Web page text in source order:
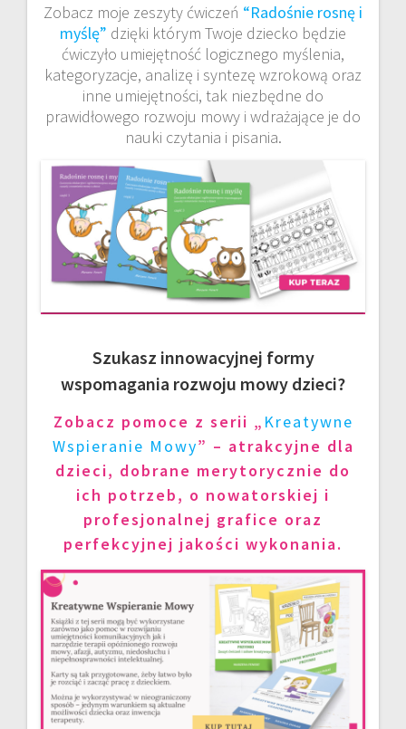
Zobacz moje zeszyty ćwiczeń “Radośnie rosnę i
myślę” dzięki którym Twoje dziecko będzie
ćwiczyło umiejętność logicznego myślenia,
kategoryzacje, analizę i syntezę wzrokową oraz
inne umiejętności, tak niezbędne do
prawidłowego rozwoju mowy i wdrażające je do
nauki czytania i pisania.
Szukasz innowacyjnej formy
wspomagania rozwoju mowy dzieci?
Zobacz pomoce z serii „ Kreatywne
Wspieranie Mowy” – atrakcyjne dla
dzieci, dobrane merytorycznie do
ich potrzeb, o nowatorskiej i
profesjonalnej grafice oraz
perfekcyjnej jakości wykonania.